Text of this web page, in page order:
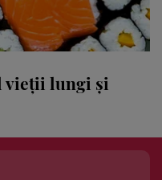
vieţii lungi şi